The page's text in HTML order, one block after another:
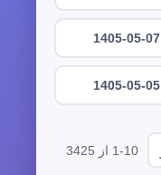
1405-05-07
1405-05-05
1-10 از 3425